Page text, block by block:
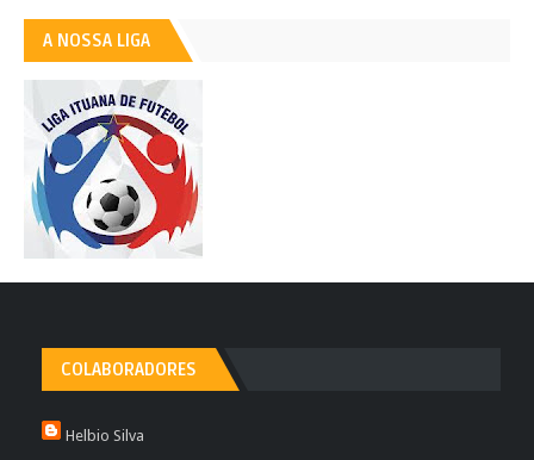
A NOSSA LIGA
COLABORADORES
Helbio Silva